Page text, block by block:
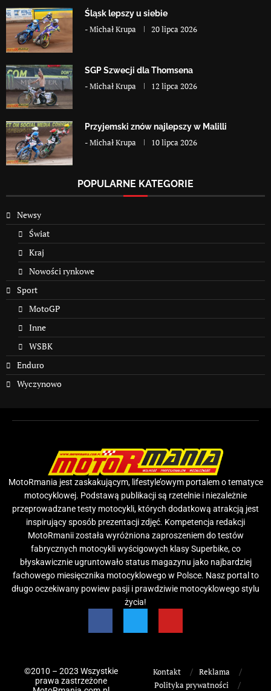
Śląsk lepszy u siebie
-Michał Krupa 20 lipca 2026
SGP Szwecji dla Thomsena
-Michał Krupa 12 lipca 2026
Przyjemski znów najlepszy w Malilli
-Michał Krupa 10 lipca 2026
POPULARNE KATEGORIE
Newsy
Świat
Kraj
Nowości rynkowe
Sport
MotoGP
Inne
WSBK
Enduro
Wyczynowo
MotoRmania jest zaskakującym, lifestyle’owym portalem o tematyce
motocyklowej. Podstawą publikacji są rzetelnie i niezależnie
przeprowadzane testy motocykli, których dodatkową atrakcją jest
inspirujący sposób prezentacji zdjęć. Kompetencja redakcji
MotoRmanii została wyróżniona zaproszeniem do testów
fabrycznych motocykli wyścigowych klasy Superbike, co
błyskawicznie ugruntowało status magazynu jako najbardziej
fachowego miesięcznika motocyklowego w Polsce. Nasz portal to
długo oczekiwany powiew pasji i prawdziwie motocyklowego stylu
życia!
©2010 – 2023 Wszystkie
prawa zastrzeżone
Kontakt
Reklama
Polityka prywatności